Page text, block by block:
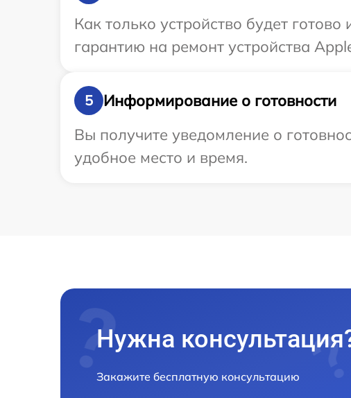
Как только устройство будет
гарантию на ремонт устройства
5
Информирование о готовности
Вы получите уведомление о
удобное место и время.
Нужна
Закажите бесплатную консультацию